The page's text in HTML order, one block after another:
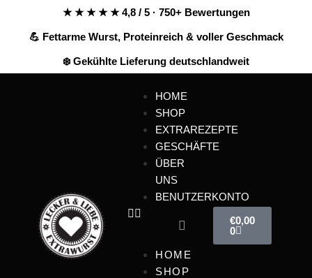
★ ★ ★ ★ ★ 4,8 / 5 · 750+ Bewertungen
💪 Fettarme Wurst, Proteinreich & voller Geschmack
❄️ Gekühlte Lieferung deutschlandweit
HOME
SHOP
EXTRAREZEPTE
GESCHÄFTE
ÜBER
UNS
BENUTZERKONTO
HOME
SHOP
€0,00
0